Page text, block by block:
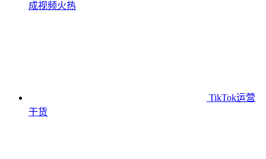
成视频火热
TikTok运营
干货